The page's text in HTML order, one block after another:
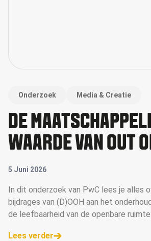
Onderzoek Media & Creatie
DE
WAARDE VAN OUT
5 Juni 2026
In dit onderzoek van PwC lees je alles
bijdrages van (D)OOH aan het
de leefbaarheid van de openbare ruimte.
Lees verder